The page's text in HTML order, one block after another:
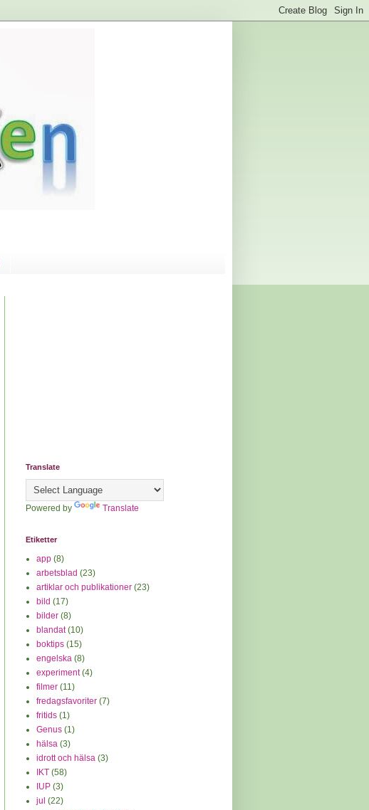
Translate
Powered by Translate
Etiketter
app (8)
arbetsblad (23)
artiklar och publikationer (23)
bild (17)
bilder (8)
blandat (10)
boktips (15)
engelska (8)
experiment (4)
filmer (11)
fredagsfavoriter (7)
fritids (1)
Genus (1)
hälsa (3)
idrott och hälsa (3)
IKT (58)
IUP (3)
jul (22)